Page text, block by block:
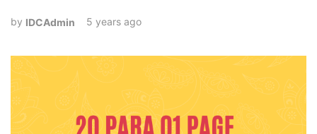
IDCAdmin 5 years ago